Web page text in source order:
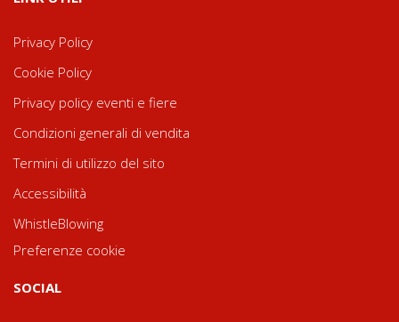
Privacy Policy
Cookie Policy
Privacy policy eventi e fiere
Condizioni generali di vendita
Termini di utilizzo del sito
Accessibilità
WhistleBlowing
Preferenze cookie
SOCIAL